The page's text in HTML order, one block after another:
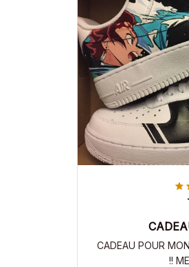
CADEAU POUR
!!